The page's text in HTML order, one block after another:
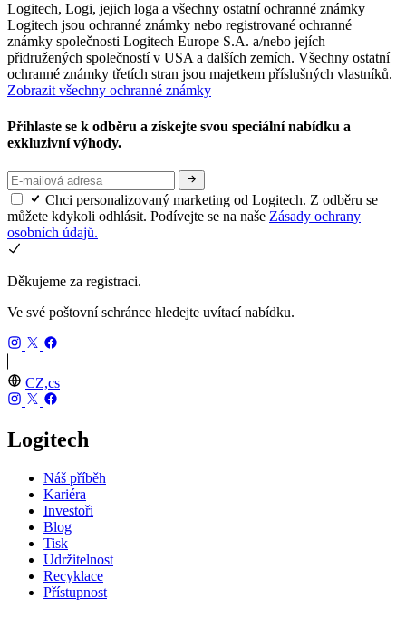
Logitech, Logi, jejich loga a všechny ostatní ochranné známky
Logitech jsou ochranné známky nebo registrované ochranné
známky společnosti Logitech Europe S.A. a/nebo jejích
přidružených společností v USA a dalších zemích. Všechny ostatní
ochranné známky třetích stran jsou majetkem příslušných vlastníků.
Zobrazit všechny ochranné známky
Přihlaste se k odběru a získejte svou speciální nabídku a
exkluzivní výhody.
Chci personalizovaný marketing od Logitech. Z odběru se
můžete kdykoli odhlásit. Podívejte se na naše Zásady ochrany
osobních údajů.
Děkujeme za registraci.
Ve své poštovní schránce hledejte uvítací nabídku.
CZ,cs
Logitech
Náš příběh
Kariéra
Investoři
Blog
Tisk
Udržitelnost
Recyklace
Přístupnost